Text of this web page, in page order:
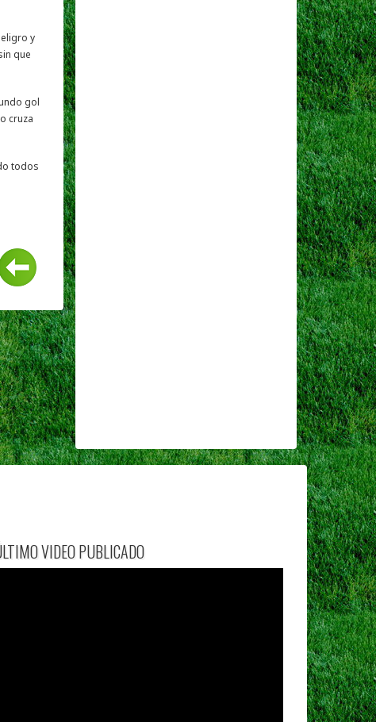
y
que
gol
cruza
todos
VIDEO PUBLICADO